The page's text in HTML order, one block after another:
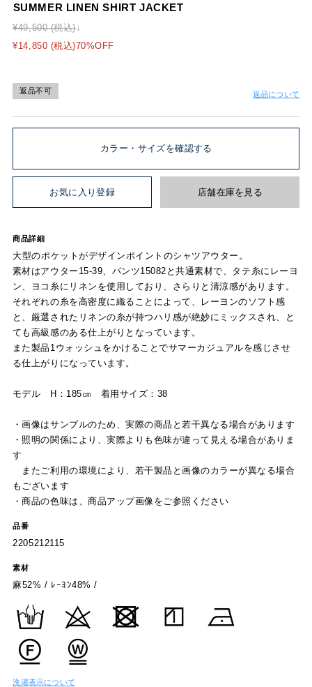
SUMMER LINEN SHIRT JACKET
¥49,500 (税込)
¥14,850 (税込)70%OFF
返品不可 返品について
カラー・サイズを確認する
お気に入り登録 店舗在庫を見る
商品詳細
大型のポケットがデザインポイントのシャツアウター。
素材はアウター15-39、パンツ15082と共通素材で、タテ糸にレーヨ
ン、ヨコ糸にリネンを使用しており、さらりと清涼感があります。
それぞれの糸を高密度に織ることによって、レーヨンのソフト感
と、厳選されたリネンの糸が持つハリ感が絶妙にミックスされ、と
ても高級感のある仕上がりとなっています。
また製品1ウォッシュをかけることでサマーカジュアルを感じさせ
る仕上がりになっています。
モデル H：185㎝ 着用サイズ：38
・画像はサンプルのため、実際の商品と若干異なる場合があります
・照明の関係により、実際よりも色味が違って見える場合がありま
す
またご利用の環境により、若干製品と画像のカラーが異なる場合
もございます
・商品の色味は、商品アップ画像をご参照ください
品番
2205212115
素材
麻52% / ﾚｰﾖﾝ48% /
洗濯表示について